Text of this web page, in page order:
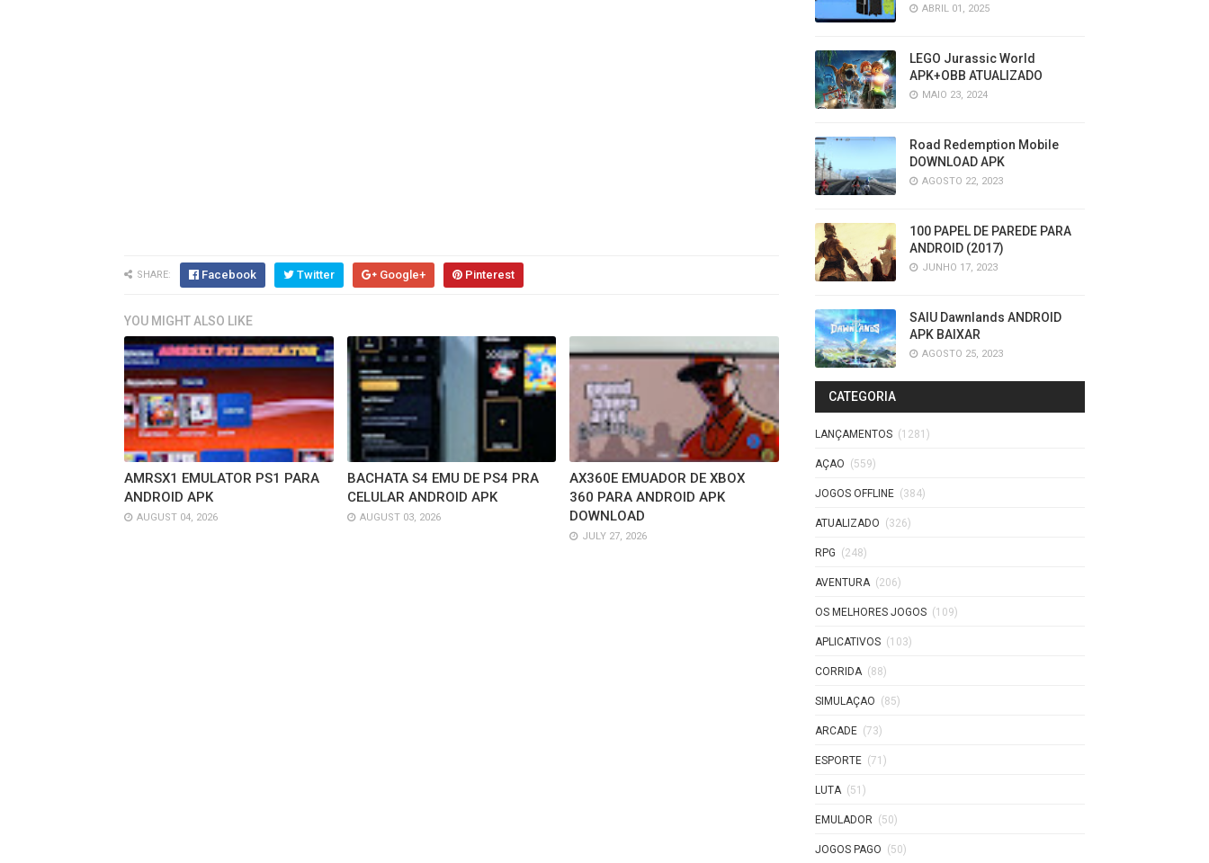
SHARE: Facebook Twitter Google+ Pinterest
YOU MIGHT ALSO LIKE
AMRSX1 EMULATOR PS1 PARA
ANDROID APK
AUGUST 04, 2026
BACHATA S4 EMU DE PS4 PRA
CELULAR ANDROID APK
AUGUST 03, 2026
AX360E EMUADOR DE XBOX
360 PARA ANDROID APK
DOWNLOAD
JULY 27, 2026
ABRIL 01, 2025
LEGO Jurassic World
APK+OBB ATUALIZADO
MAIO 23, 2024
Road Redemption Mobile
DOWNLOAD APK
AGOSTO 22, 2023
100 PAPEL DE PAREDE PARA
ANDROID (2017)
JUNHO 17, 2023
SAIU Dawnlands ANDROID
APK BAIXAR
AGOSTO 25, 2023
CATEGORIA
LANÇAMENTOS (1281)
AÇAO (559)
JOGOS OFFLINE (384)
ATUALIZADO (326)
RPG (248)
AVENTURA (206)
OS MELHORES JOGOS (109)
APLICATIVOS (103)
CORRIDA (88)
SIMULAÇAO (85)
ARCADE (73)
ESPORTE (71)
LUTA (51)
EMULADOR (50)
JOGOS PAGO (50)